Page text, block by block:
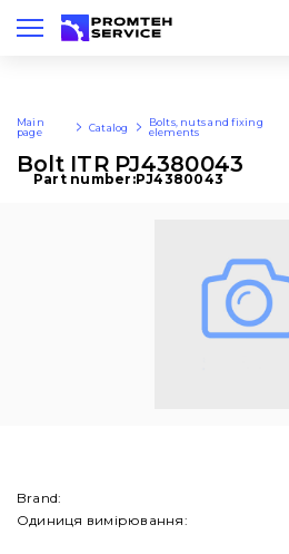
Eng
Main
page
Catalog
Bolts, nuts and fixing
elements
Bolt ITR PJ4380043
Part number:PJ4380043
Brand:
Одиниця вимірювання: